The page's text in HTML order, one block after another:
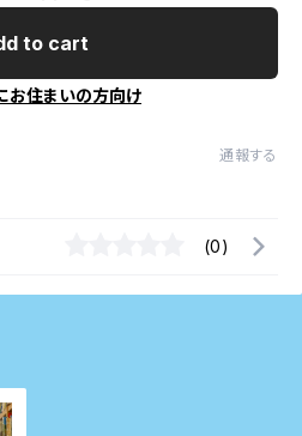
to cart
お住まいの方向け
通報する
(0)